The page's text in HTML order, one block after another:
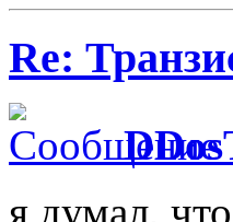
Re:
я думал,